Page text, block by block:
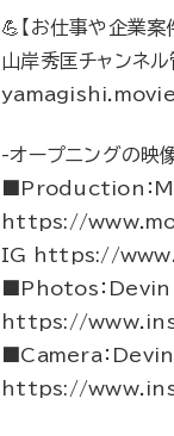
💪【お仕事や企業案
山岸秀匡チャンネル
-オープニングの映
■Production：
https://
IG https://
■Photos：
https://
■Camera：
https://